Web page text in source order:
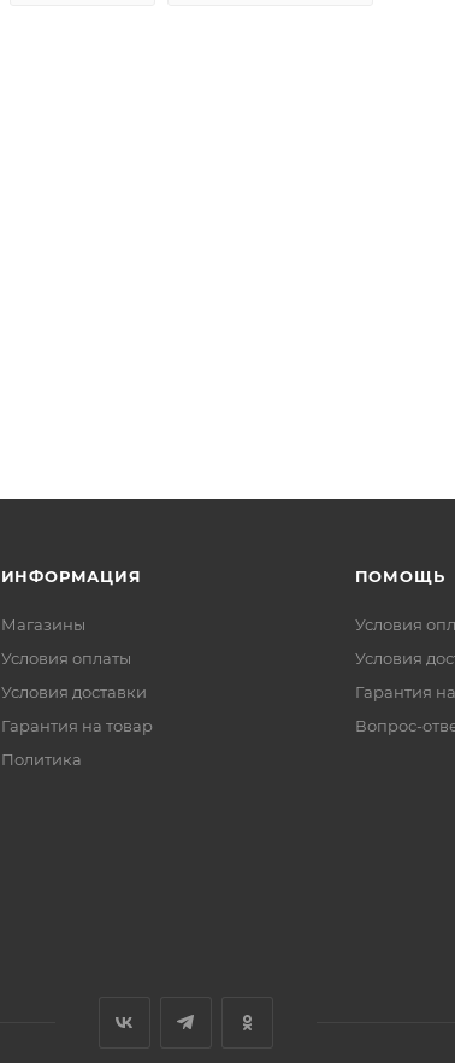
ИНФОРМАЦИЯ
Магазины
Условия оплаты
Условия доставки
Гарантия на товар
Политика
ПОМОЩЬ
Условия
Условия
Гарантия
Вопрос-